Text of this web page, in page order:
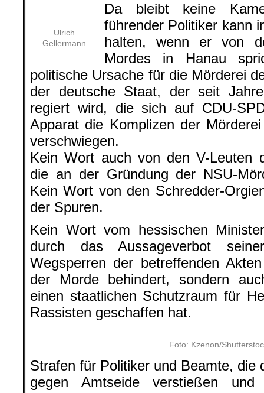
Da bleibt keine Kamera trocken:
kann in diesen Tagen die
Opfern des Rassen-Mordes in
politische Ursache für die Mörderei
der deutsche Staat, der seit
regiert wird, die sich auf CDU-
Apparat die Komplizen der
verschwiegen.
Kein Wort auch von den V-Leuten
die an der Gründung der NSU-
Kein Wort von den Schredder-
der Spuren.
Kein Wort vom hessischen
durch das Aussageverbot
Wegsperren der betreffenden
der Morde behindert, sondern
einen staatlichen Schutzraum für
Rassisten geschaffen hat.
Strafen für Politiker und Beamte,
gegen Amtseide verstießen
rechtsfreien Dunkelraum